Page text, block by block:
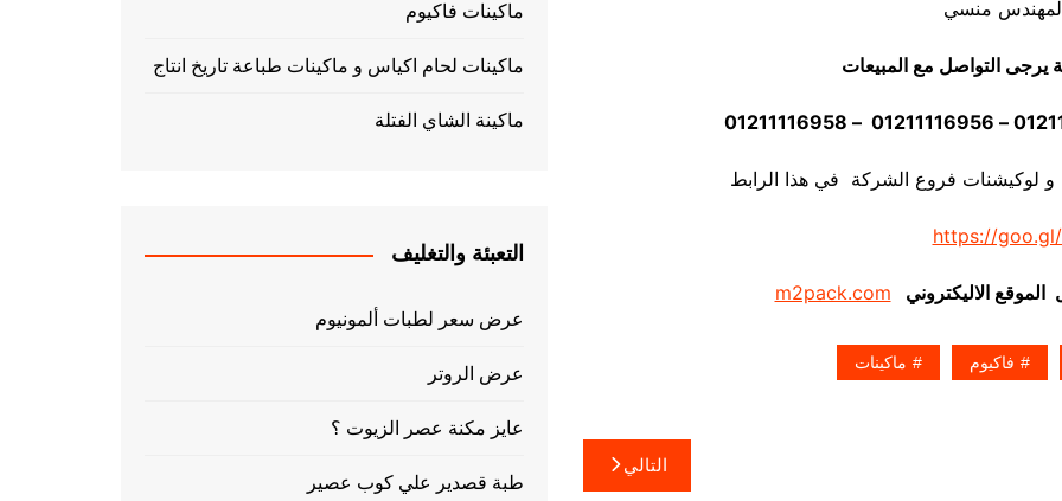
يرجى التواصل مع المبيعات
و لوكيشنات فروع الشركة في هذا الرابط
https://
الموقع الاليكتروني m2pack.com
فاكيوم ماكينات
التالي
ماكينات فاكيوم
ماكينات لحام اكياس و ماكينات طباعة تاريخ انتاج
ماكينة الشاي الفتلة
التعبئة والتغليف
عرض سعر لطبات ألمونيوم
عرض الروتر
عايز مكنة عصر الزيوت ؟
طبة قصدير علي كوب عصير